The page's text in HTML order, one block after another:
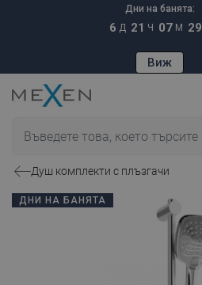
Дни на банята:
6 Д 21 Ч 07 М 28
Виж
Душ комплекти с плъзгачи
ДНИ НА БАНЯТА